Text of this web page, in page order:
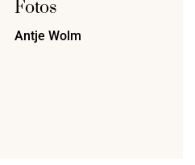
Fotos
Antje Wolm